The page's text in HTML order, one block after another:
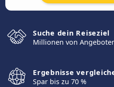
Suche dein Reiseziel
Millionen von
Ergebnisse
Spar bis zu 70 %